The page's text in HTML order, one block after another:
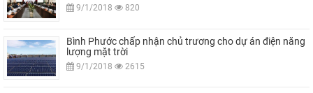
9/1/2018 820
Bình Phước chấp nhận chủ trương cho dự án điện năng
lượng mặt trời
9/1/2018 2615